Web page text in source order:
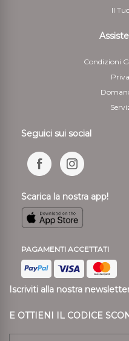
Il
Condizioni
Seguici sui social
Scarica la nostra app!
PAGAMENTI ACCETTATI
Iscriviti alla nostra
E OTTIENI IL CODICE